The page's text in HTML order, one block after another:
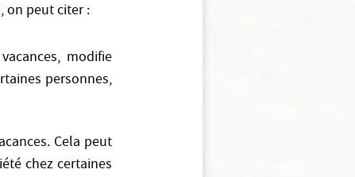
on peut citer :
modifie
personnes,
Cela peut
chez certaines